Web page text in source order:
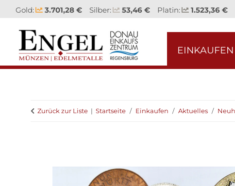
Gold: 3.701,28 € Silber: 53,46 € Platin: 1.523,36 €
EINKAUFEN
Zurück zur Liste Startseite Einkaufen Aktuelles